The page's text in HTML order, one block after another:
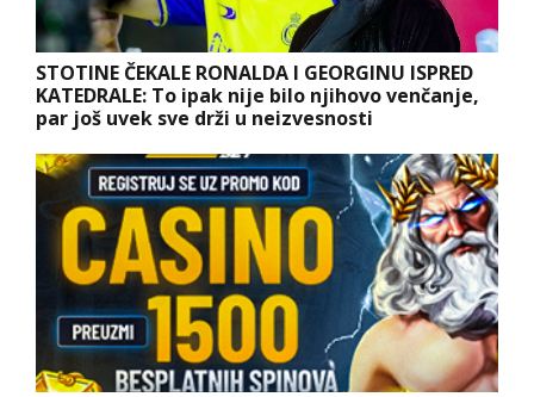
STOTINE ČEKALE RONALDA I GEORGINU ISPRED
KATEDRALE: To ipak nije bilo njihovo venčanje,
par još uvek sve drži u neizvesnosti